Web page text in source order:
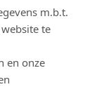
m.b.t.
te
en onze
video
dat je
zijn,
en